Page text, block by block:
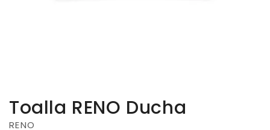
Toalla RENO Ducha
RENO